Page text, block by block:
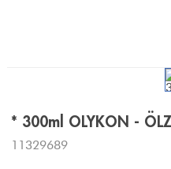
* 300ml OLYKON -
11329689